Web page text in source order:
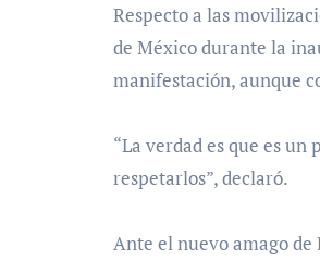
Respecto a las
de México durante la
manifestación, aunque
“La verdad es que es
respetarlos”, declaró.
Ante el nuevo amago de